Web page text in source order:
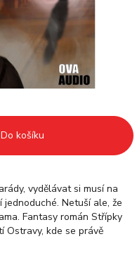
Do košíku
vydělávat si musí na
Netuší ale, že
Fantasy román Střípky
Ostravy, kde se právě